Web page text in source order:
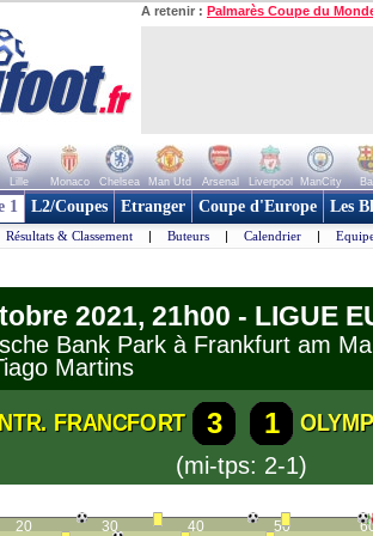
A retenir : Palmarès Coupe du
Lille Monaco Chelsea Man Utd Arsenal Liverpool ManCity
1 L2/Coupes Etranger Coupe d'Europe Les
Résultats & Classement | Buteurs | Calendrier |
2021, 21h00 - LIGUE
Bank Park à Frankfurt am
Martins
FRANCFORT 3 1
(mi-tps: 2-1)
20 30 40 50